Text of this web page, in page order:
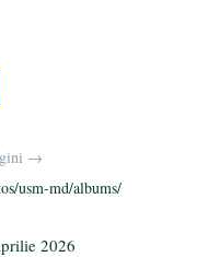
aj
ea
ză
→
usm-md/albums/
2026